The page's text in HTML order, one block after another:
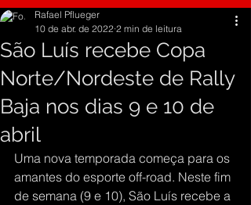
São Luís recebe Copa
Norte/Nordeste de Rally
Baja nos dias 9 e 10 de
abril
Rafael Pflueger
10 de abr. de 2022 2 min de leitura
Uma nova temporada começa para os
amantes do esporte off-road. Neste fim
de semana (9 e 10), São Luís recebe a